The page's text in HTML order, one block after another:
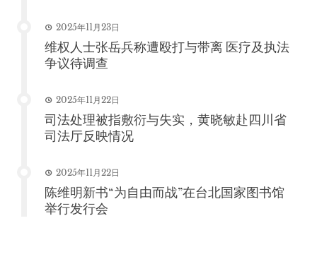
2025年11月23日
维权人士张岳兵称遭殴打与带离 医疗及执法
争议待调查
2025年11月22日
司法处理被指敷衍与失实，黄晓敏赴四川省
司法厅反映情况
2025年11月22日
陈维明新书“为自由而战”在台北国家图书馆
举行发行会